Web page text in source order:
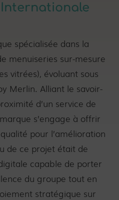
spécialisée dans la
menuiseries sur-mesure
vitrées), évoluant sous
Merlin. Alliant le savoir-
d’un service de
s’engage à offrir
pour l’amélioration
de ce projet était de
capable de porter
du groupe tout en
stratégique sur